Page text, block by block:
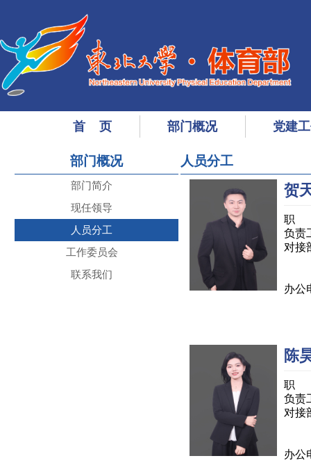
首 页 部门概况 党建
部门概况
部门简介
现任领导
人员分工
工作委员会
联系我们
人员分工
贺
职
负责
对接
办公
陈
职
负责
对接
办公